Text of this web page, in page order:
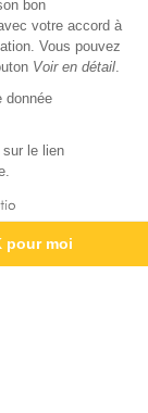
bon
votre accord à
Vous pouvez
Voir en détail
donnée
le lien
pour moi